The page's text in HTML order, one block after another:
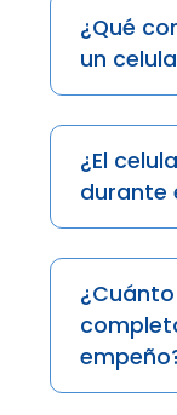
¿Qué
un
¿El
durante